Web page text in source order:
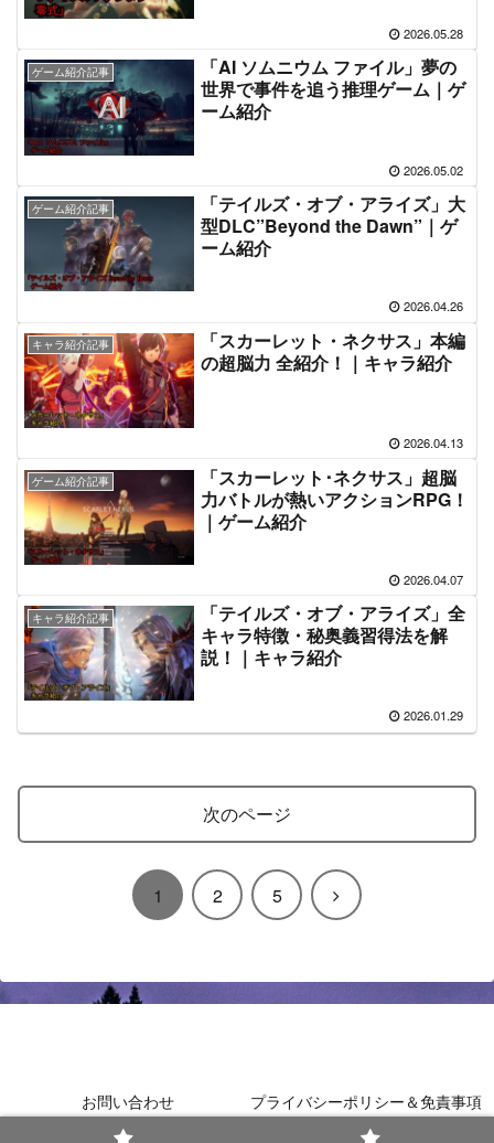
2026.05.28
ゲーム紹介記事
「AI ソムニウム ファイル」夢の
世界で事件を追う推理ゲーム｜ゲ
ーム紹介
2026.05.02
ゲーム紹介記事
「テイルズ・オブ・アライズ」大
型DLC”Beyond the Dawn”｜ゲ
ーム紹介
2026.04.26
キャラ紹介記事
「スカーレット・ネクサス」本編
の超脳力 全紹介！｜キャラ紹介
2026.04.13
ゲーム紹介記事
「スカーレット･ネクサス」超脳
力バトルが熱いアクションRPG！
｜ゲーム紹介
2026.04.07
キャラ紹介記事
「テイルズ・オブ・アライズ」全
キャラ特徴・秘奥義習得法を解
説！｜キャラ紹介
2026.01.29
次のページ
1 2 5
次
お問い合わせ
プライバシーポリシー＆免責事項